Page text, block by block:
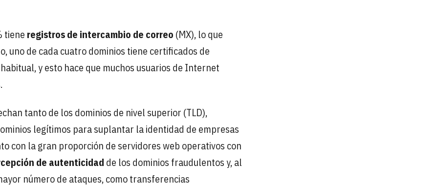
tiene registros de intercambio de correo (MX), lo que
uno de cada cuatro dominios tiene certificados de
y esto hace que muchos usuarios de Internet
tanto de los dominios de nivel superior (TLD),
legítimos para suplantar la identidad de empresas
con la gran proporción de servidores web operativos con
de autenticidad de los dominios fraudulentos y, al
número de ataques, como transferencias